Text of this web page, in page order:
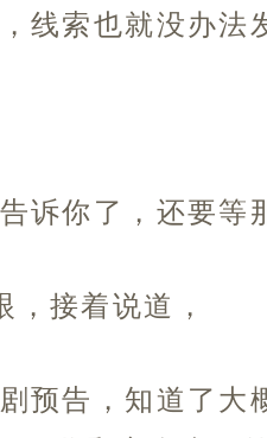
线索也就没办法
诉你了，还要等
，接着说道，
预告，知道了大